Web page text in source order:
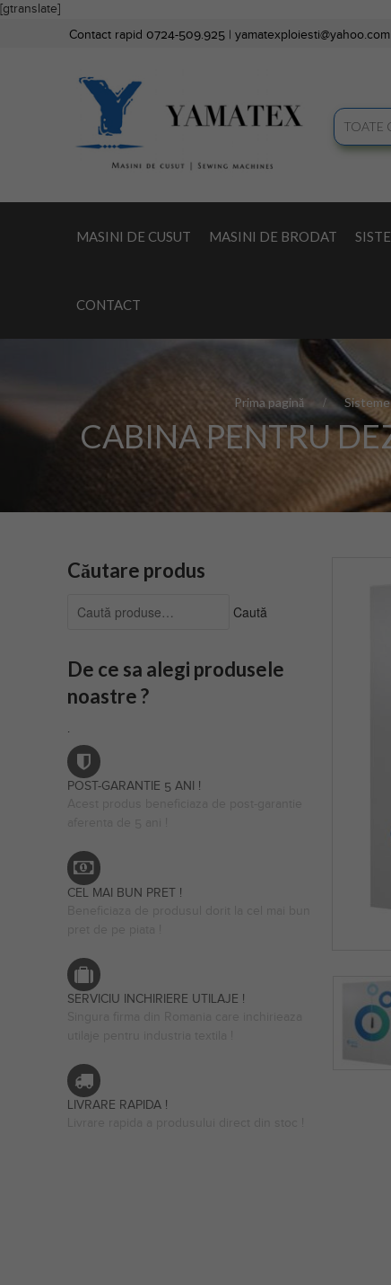
[gtranslate]
Contact rapid 0724-509.925 | yamatexploiesti@yahoo.com
MASINI DE CUSUT MASINI DE BRODAT
CONTACT
Prima pagină
CABINA PENTRU
Căutare produs
după:
Caută
De ce sa alegi produsele
noastre ?
.
POST-GARANTIE 5 ANI !
CEL MAI BUN PRET !
SERVICIU INCHIRIERE UTILAJE !
LIVRARE RAPIDA !